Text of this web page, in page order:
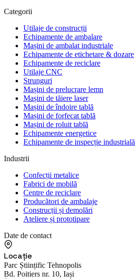
Categorii
Utilaje de construcții
Echipamente de ambalare
Mașini de ambalat industriale
Echipamente de etichetare & dozare
Echipamente de reciclare
Utilaje CNC
Strunguri
Mașini de prelucrare lemn
Mașini de tăiere laser
Mașini de îndoire tablă
Mașini de forfecat tablă
Mașini de roluit tablă
Echipamente energetice
Echipamente de inspecție industrială
Industrii
Confecții metalice
Fabrici de mobilă
Centre de reciclare
Producători de ambalaje
Construcții și demolări
Ateliere și prototipare
Date de contact
Locație
Parc Științific Tehnopolis
Bd. Poitiers nr. 10, Iași